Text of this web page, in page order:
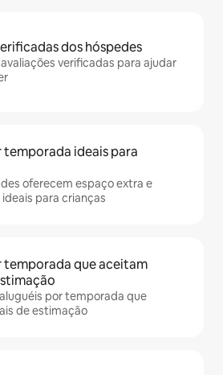
dos hóspedes
verificadas para ajudar
temporada ideais para
oferecem espaço extra e
para crianças
temporada que aceitam
por temporada que
de estimação